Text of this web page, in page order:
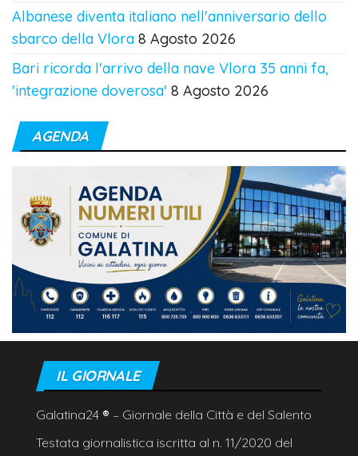
Albanese diventa italiano nell'anniversario dello
sbarco della Vlora 8 Agosto 2026
Bari ricorda l'arrivo della nave Vlora 35 anni fa,
'integrazione doverosa' 8 Agosto 2026
AGENDA
IL GIORNALE
Galatina24 ® – Giornale della Città e del Salento
Testata giornalistica iscritta al n. 11/2020 del